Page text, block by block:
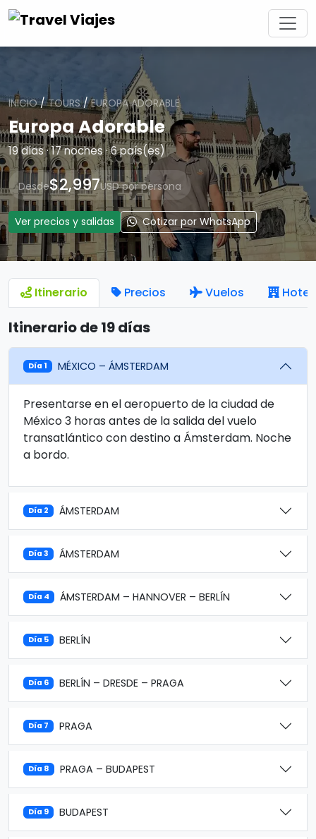
INICIO/TOURS/EUROPA ADORABLE
Europa Adorable
19 días · 17 noches · 6 país(es)
Desde$2,997USD por persona
Ver precios y salidas Cotizar por WhatsApp
Itinerario Precios Vuelos
Itinerario de 19 días
Día 1 MÉXICO – ÁMSTERDAM
Presentarse en el aeropuerto de la ciudad de
México 3 horas antes de la salida del vuelo
transatlántico con destino a Ámsterdam. Noche
a bordo.
Día 2 ÁMSTERDAM
Día 3 ÁMSTERDAM
Día 4 ÁMSTERDAM – HANNOVER – BERLÍN
Día 5 BERLÍN
Día 6 BERLÍN – DRESDE – PRAGA
Día 7 PRAGA
Día 8 PRAGA – BUDAPEST
Día 9 BUDAPEST